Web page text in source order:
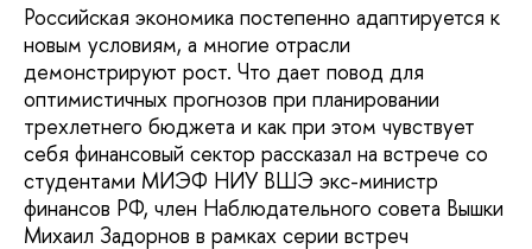
Российская экономика постепенно адаптируется к
новым условиям, а многие отрасли
демонстрируют рост. Что дает повод для
оптимистичных прогнозов при планировании
трехлетнего бюджета и как при этом чувствует
себя финансовый сектор рассказал на встрече со
студентами МИЭФ НИУ ВШЭ экс-министр
финансов РФ, член Наблюдательного совета Вышки
Михаил Задорнов в рамках серии встреч